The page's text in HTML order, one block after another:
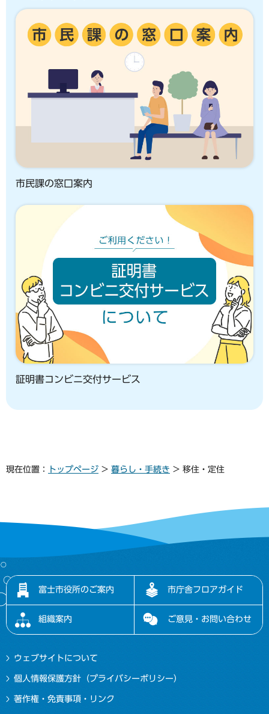
市民課の窓口案内
証明書コンビニ交付サービス
現在位置： トップページ > 暮らし・手続き > 移住・定住
富士市役所のご案内 市庁舎フロアガイド
組織案内 ご意見・お問い合わせ
ウェブサイトについて
個人情報保護方針（プライバシーポリシー）
著作権・免責事項・リンク